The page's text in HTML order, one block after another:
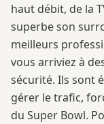
haut débit, de la
superbe son
meilleurs
vous arriviez à
sécurité. Ils sont
gérer le trafic,
du Super Bowl.